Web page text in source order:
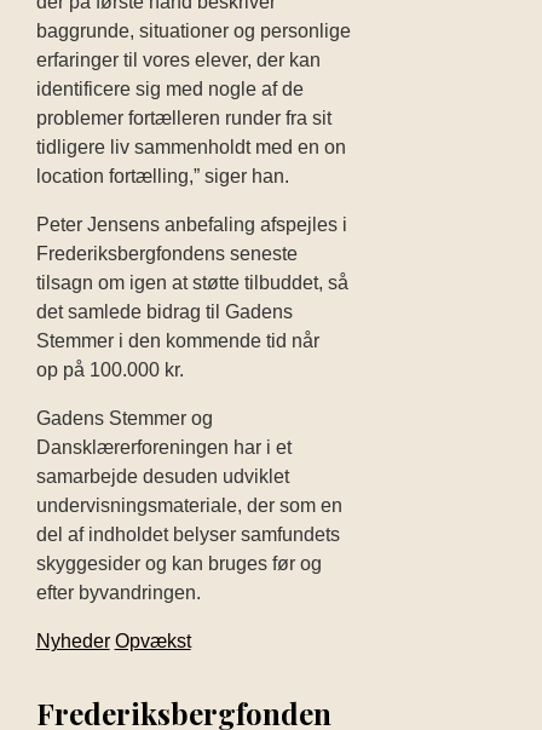
baggrunde, situationer og personlige
erfaringertil vores elever, der kan
identificere sig med nogle afde
problemer fortælleren runder fra sit
tidligere liv sammenholdt med en on
location fortælling,” siger han.
Peter Jensens anbefaling afspejles i
Frederiksbergfondens seneste
tilsagn om igen at støtte tilbuddet, så
detsamlede bidrag til Gadens
Stemmer i den kommende tid når
oppå 100.000 kr.
Gadens Stemmer og
Dansklærerforeningen har i et
samarbejde desuden udviklet
undervisningsmateriale, der som en
del af indholdet belyser samfundets
skyggesider og kan bruges før og
efter byvandringen.
Nyheder Opvækst
Frederiksbergfonden